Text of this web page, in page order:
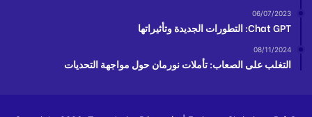
06/07/2023
Chat GPT: التطورات الجديدة وتأثيراتها
08/11/2024
التغلب على الصعاب: تأملات نورمان حول مواجهة التحديات